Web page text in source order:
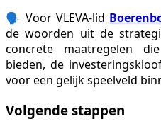
🗣️ Voor VLEVA-lid
de woorden uit de
concrete maatregelen
bieden, de
voor een gelijk speelveld
Volgende stappen